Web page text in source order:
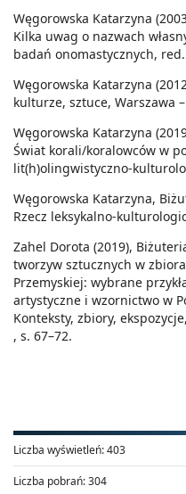
Liczba wyświetleń:403
Liczba pobrań:304
Węgorowska Katarzyna
Kilka uwag o nazwach
badań onomastycznych,
Węgorowska Katarzyna
kulturze, sztuce, Warszawa
Węgorowska Katarzyna
Świat korali/koralowców w
lit(h)olingwistyczno-
Węgorowska Katarzyna,
Rzecz leksykalno-
Zahel Dorota (2019),
tworzyw sztucznych w
Przemyskiej: wybrane
artystyczne i wzornictwo w
Konteksty, zbiory,
, s. 67–72.